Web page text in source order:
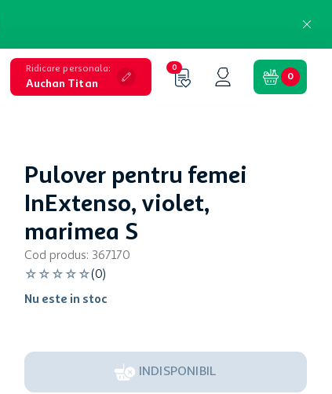
Ridicare personala:
Auchan Titan
0
0
Pulover pentru femei
InExtenso, violet,
marimea S
Cod produs: 367170
☆ ☆ ☆ ☆ ☆(0)
Nu este in stoc
INDISPONIBIL